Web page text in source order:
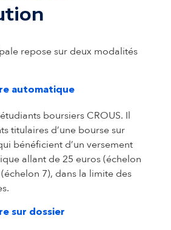
repose sur deux modalités
automatique
boursiers CROUS. Il
titulaires d’une bourse sur
bénéficient d’un versement
allant de 25 euros (échelon
7), dans la limite des
sur dossier